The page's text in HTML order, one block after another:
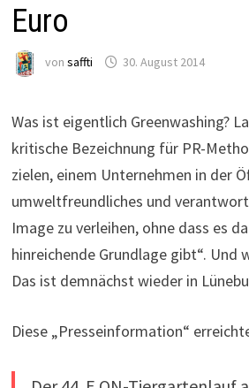
Euro
von saffti 30. August 2014
Was ist eigentlich Greenwashing?
kritische Bezeichnung für PR-
zielen, einem Unternehmen in der
umweltfreundliches und
Image zu verleihen, ohne dass es
hinreichende Grundlage gibt“. Und
Das ist demnächst wieder in
Diese „Presseinformation“